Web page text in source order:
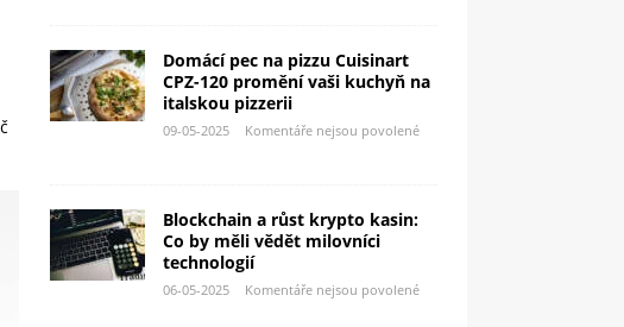
Domácí pec na pizzu Cuisinart
CPZ-120 promění vaši kuchyň na
italskou pizzerii
09-05-2025 Komentáře nejsou povolené
Blockchain a růst krypto kasin:
Co by měli vědět milovníci
technologií
06-05-2025 Komentáře nejsou povolené